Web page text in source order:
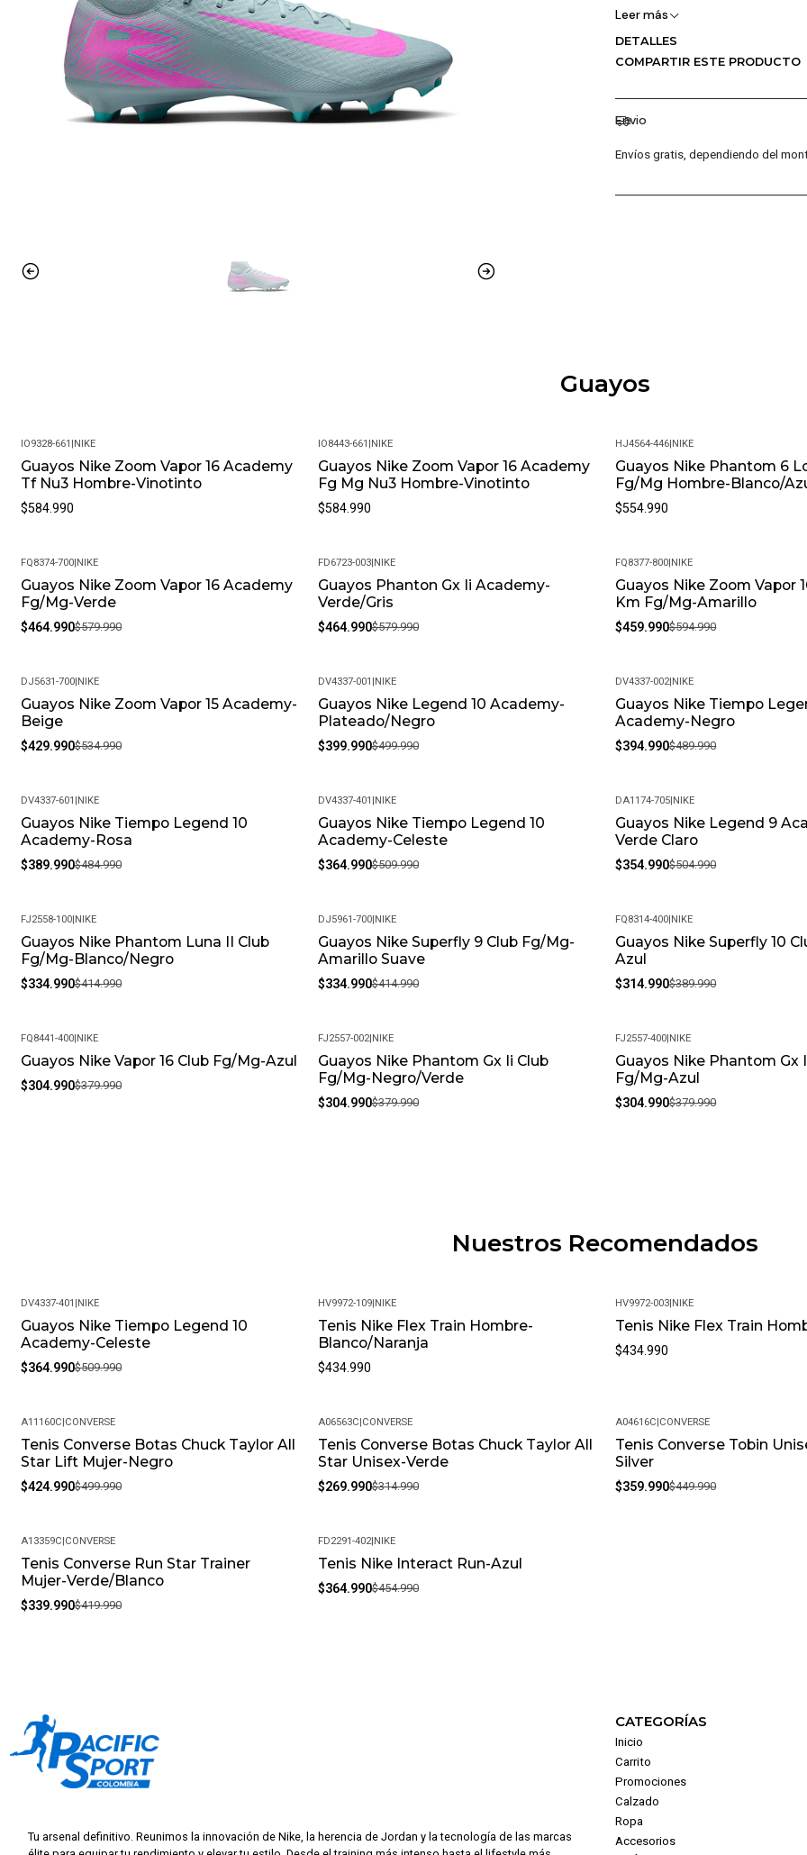
POLIÉSTER 100%
¡Ventajas de Comprar en Pacific
Distribuidores
permite ofrecerte las
fabricación.
esté en perfectas
satisfactoria.
¿Cómo cuidar los
fuertes. Almacénalos en
Leer más
DETALLES
COMPARTIR ESTE PRODUCTO
Envio
Envíos gratis, dependiendo del
Guayos
IO9328-661 |NIKE
Guayos Nike Zoom Vapor 16 Academy
Tf Nu3 Hombre-Vinotinto
$584.990
IO8443-661 |NIKE
Guayos Nike Zoom Vapor 16 Academy
Fg Mg Nu3 Hombre-Vinotinto
$584.990
HJ4564-446|NIKE
Guayos Nike Phantom 6
Fg/Mg Hombre-Blanco/
$554.990
-20%
FQ8374-700|NIKE
Guayos Nike Zoom Vapor 16 Academy
Fg/Mg-Verde
$464.990$579.990
-20%
FD6723-003|NIKE
Guayos Phanton Gx Ii Academy-
Verde/Gris
$464.990$579.990
-23%
FQ8377-800|NIKE
Guayos Nike Zoom Vapor
Km Fg/Mg-Amarillo
$459.990$594.990
-20%
DJ5631-700|NIKE
Guayos Nike Zoom Vapor 15 Academy-
Beige
$429.990$534.990
-20%
DV4337-001 |NIKE
Guayos Nike Legend 10 Academy-
Plateado/Negro
$399.990$499.990
-19%
DV4337-002|NIKE
Guayos Nike Tiempo
Academy-Negro
$394.990$489.990
-20%
DV4337-601 |NIKE
Guayos Nike Tiempo Legend 10
Academy-Rosa
$389.990$484.990
-28%
DV4337-401 |NIKE
Guayos Nike Tiempo Legend 10
Academy-Celeste
$364.990$509.990
-30%
DA1174-705|NIKE
Guayos Nike Legend 9
Verde Claro
$354.990$504.990
-19%
FJ2558-100|NIKE
Guayos Nike Phantom Luna II Club
Fg/Mg-Blanco/Negro
$334.990$414.990
-19%
DJ5961-700|NIKE
Guayos Nike Superfly 9 Club Fg/Mg-
Amarillo Suave
$334.990$414.990
-19%
FQ8314-400|NIKE
Guayos Nike Superfly 10
Azul
$314.990$389.990
-20%
FQ8441-400|NIKE
Guayos Nike Vapor 16 Club Fg/Mg-Azul
$304.990$379.990
-20%
FJ2557-002|NIKE
Guayos Nike Phantom Gx Ii Club
Fg/Mg-Negro/Verde
$304.990$379.990
-20%
FJ2557-400|NIKE
Guayos Nike Phantom Gx
Fg/Mg-Azul
$304.990$379.990
Nuestros Recomendados
-28%
DV4337-401 |NIKE
Guayos Nike Tiempo Legend 10
Academy-Celeste
$364.990$509.990
HV9972-109|NIKE
Tenis Nike Flex Train Hombre-
Blanco/Naranja
$434.990
HV9972-003|NIKE
Tenis Nike Flex Train
$434.990
-15%
A11160C|CONVERSE
Tenis Converse Botas Chuck Taylor All
Star Lift Mujer-Negro
$424.990$499.990
-14%
A06563C|CONVERSE
Tenis Converse Botas Chuck Taylor All
Star Unisex-Verde
$269.990$314.990
-20%
A04616C|CONVERSE
Tenis Converse Tobin
Silver
$359.990$449.990
-19%
A13359C|CONVERSE
Tenis Converse Run Star Trainer
Mujer-Verde/Blanco
$339.990$419.990
-20%
FD2291-402|NIKE
Tenis Nike Interact Run-Azul
$364.990$454.990
Tu arsenal definitivo. Reunimos la innovación de Nike, la herencia de Jordan y la tecnología de las marcas
CATEGORÍAS
Inicio
Carrito
Promociones
Calzado
Ropa
Accesorios